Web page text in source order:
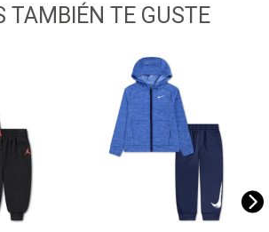
TAMBIÉN TE GUSTE